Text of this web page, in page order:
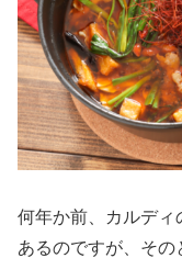
何年か前、カルディ
あるのですが、そ